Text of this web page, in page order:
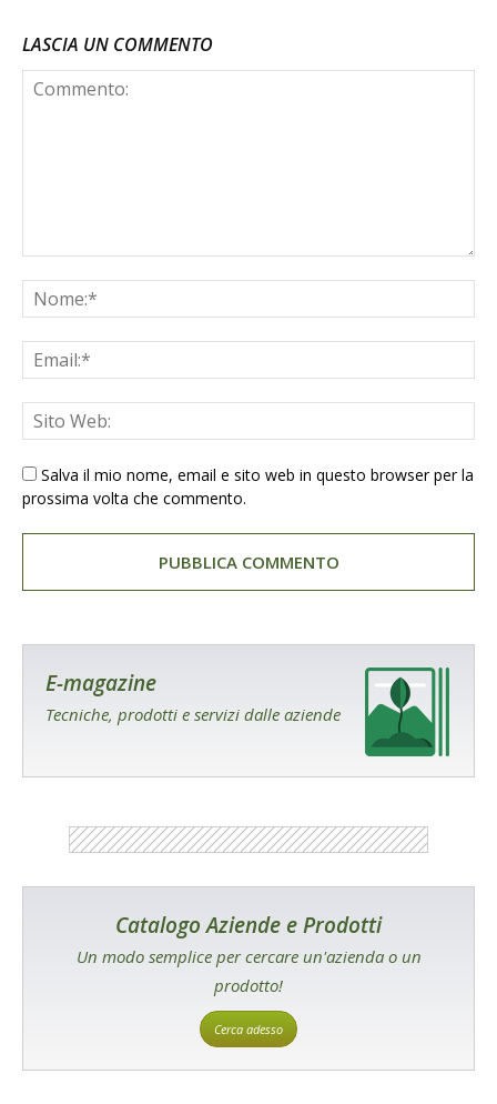
LASCIA UN COMMENTO
Salva il mio nome, email e sito web in questo browser per la
prossima volta che commento.
E-magazine
Tecniche, prodotti e servizi dalle aziende
Catalogo Aziende e Prodotti
Un modo semplice per cercare un'azienda o un
prodotto!
Cerca adesso